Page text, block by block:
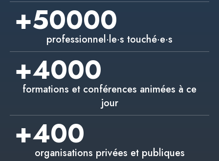
+50000
professionnel·le·s touché·e·s
+4000
formations et conférences animées à ce
jour
+400
organisations privées et publiques